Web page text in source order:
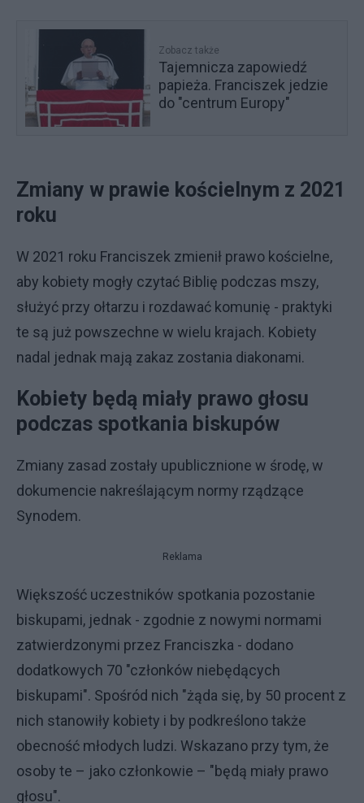
Zobacz także
Tajemnicza zapowiedź
papieża. Franciszek jedzie
do "centrum Europy"
Zmiany w prawie kościelnym z 2021
roku
W 2021 roku Franciszek zmienił prawo kościelne,
aby kobiety mogły czytać Biblię podczas mszy,
służyć przy ołtarzu i rozdawać komunię - praktyki
te są już powszechne w wielu krajach. Kobiety
nadal jednak mają zakaz zostania diakonami.
Kobiety będą miały prawo głosu
podczas spotkania biskupów
Zmiany zasad zostały upublicznione w środę, w
dokumencie nakreślającym normy rządzące
Synodem.
Reklama
Większość uczestników spotkania pozostanie
biskupami, jednak - zgodnie z nowymi normami
zatwierdzonymi przez Franciszka - dodano
dodatkowych 70 "członków niebędących
biskupami". Spośród nich "żąda się, by 50 procent z
nich stanowiły kobiety i by podkreślono także
obecność młodych ludzi. Wskazano przy tym, że
osoby te – jako członkowie – "będą miały prawo
głosu".